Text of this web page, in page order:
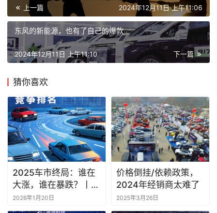
上一篇 2024年12月11日 上午11:06
东风的新能源，也有了自己的爆款
下一篇
2024年12月11日 上午11:10
猜你喜欢
2025车市终局：谁在
大涨，谁在暴跌？丨一
句话点评
2026年1月20日
价格倒挂/依赖政策，
2024年经销商太难了
2025年3月26日